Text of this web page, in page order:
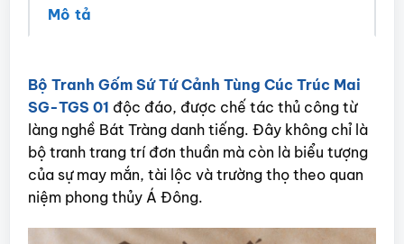
Mô tả
Bộ Tranh Gốm Sứ Tứ Cảnh Tùng Cúc Trúc Mai
SG-TGS 01 độc đáo, được chế tác thủ công từ
làng nghề Bát Tràng danh tiếng. Đây không chỉ là
bộ tranh trang trí đơn thuần mà còn là biểu tượng
của sự may mắn, tài lộc và trường thọ theo quan
niệm phong thủy Á Đông.